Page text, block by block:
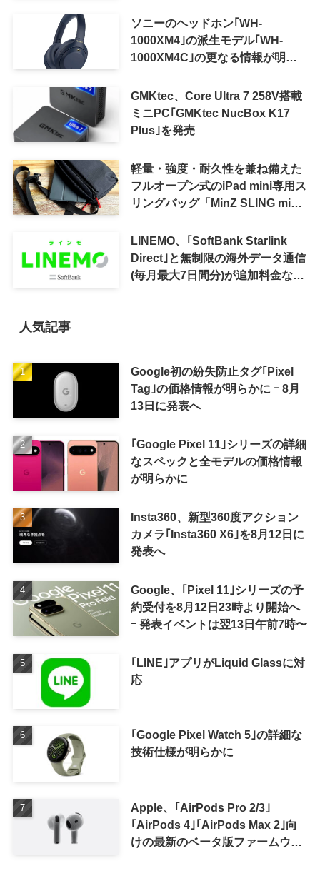
ソニーのヘッドホン｢WH-
1000XM4｣の派生モデル｢WH-
1000XM4C｣の更なる情報が明ら
GMKtec、Core Ultra 7 258V搭載
ミニPC｢GMKtec NucBox K17
Plus｣を発売
軽量・強度・耐久性を兼ね備えた
フルオープン式のiPad mini専用ス
リングバッグ「MinZ SLING mini
LINEMO、｢SoftBank Starlink
Direct｣と無制限の海外データ通信
(毎月最大7日間分)が追加料金なし
人気記事
Google初の紛失防止タグ｢Pixel
Tag｣の価格情報が明らかに ｰ 8月
13日に発表へ
｢Google Pixel 11｣シリーズの詳細
なスペックと全モデルの価格情報
が明らかに
Insta360、新型360度アクション
カメラ｢Insta360 X6｣を8月12日に
発表へ
Google、｢Pixel 11｣シリーズの予
約受付を8月12日23時より開始へ
ｰ 発表イベントは翌13日午前7時〜
｢LINE｣アプリがLiquid Glassに対
応
｢Google Pixel Watch 5｣の詳細な
技術仕様が明らかに
Apple、｢AirPods Pro 2/3｣
｢AirPods 4｣｢AirPods Max 2｣向
けの最新のベータ版ファームウェ